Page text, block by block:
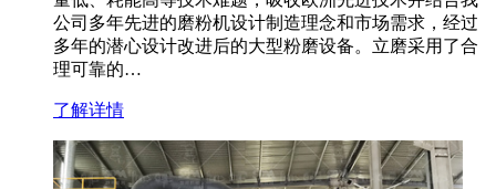
公司多年先进的磨粉机设计制造理念和市场需求，经过
多年的潜心设计改进后的大型粉磨设备。立磨采用了合
理可靠的…
了解详情